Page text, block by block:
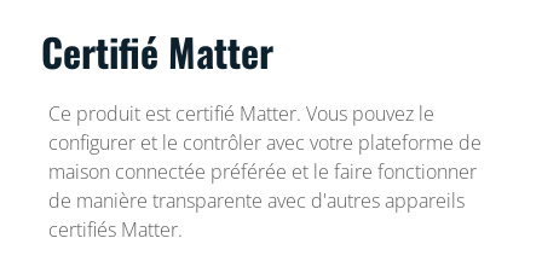
Certifié Matter
Ce produit est certifié Matter. Vous pouvez le
configurer et le contrôler avec votre plateforme de
maison connectée préférée et le faire fonctionner
de manière transparente avec d'autres appareils
certifiés Matter.